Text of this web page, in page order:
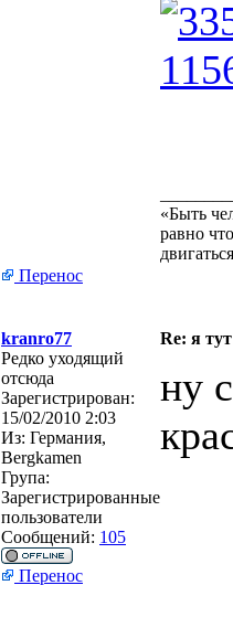
«Быть
равно
Перенос
kranro77
Re: я
Редко уходящий
отсюда
Зарегистрирован:
15/02/2010 2:03
Из: Германия,
Bergkamen
Група:
Зарегистрированные
пользователи
Сообщений: 105
ну
Перенос